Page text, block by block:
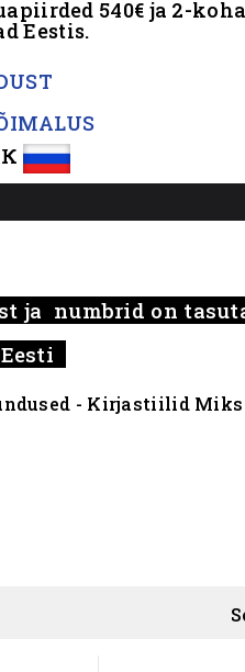
540€ ja 2-
Eestis.
ja numbrid on
- Kirjastiilid